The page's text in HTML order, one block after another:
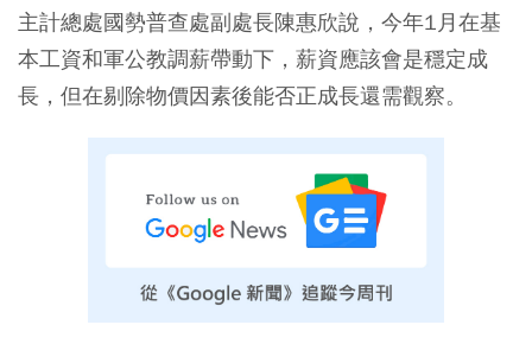
主計總處國勢普查處副處長陳惠欣說，今年1月在基
本工資和軍公教調薪帶動下，薪資應該會是穩定成
長，但在剔除物價因素後能否正成長還需觀察。